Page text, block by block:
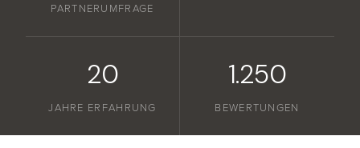
PARTNERUMFRAGE
20
JAHRE ERFAHRUNG
1.250
BEWERTUNGEN